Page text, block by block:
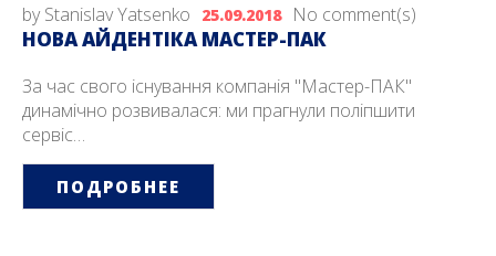
byStanislav Yatsenko 25.09.2018 No comment(s)
НОВА АЙДЕНТІКА МАСТЕР-ПАК
За час свого існування компанія "Мастер-ПАК"
динамічно розвивалася: ми прагнули поліпшити
сервіс…
ПОДРОБНЕЕ